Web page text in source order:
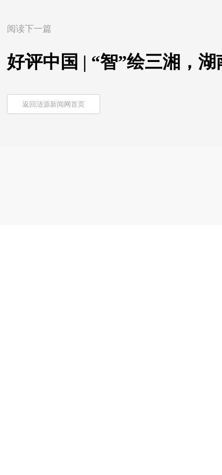
阅读下一篇
好评中国 | “智”绘三湘，
返回涟源新闻网首页